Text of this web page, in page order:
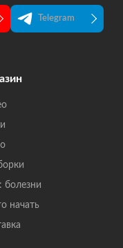
Telegram
болезни
начать